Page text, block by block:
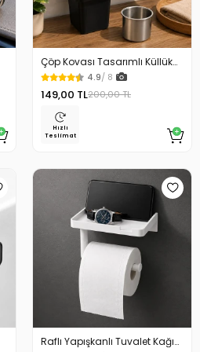
Çöp Kovası Tasarımlı Küllük
Duvar Masaüstü ve Araç İçin
Uygun Kullanım
4.9/ 8
149,00 TL200,00 TL
Hızlı
Teslimat
Raflı Yapışkanlı Tuvalet Kağıdı